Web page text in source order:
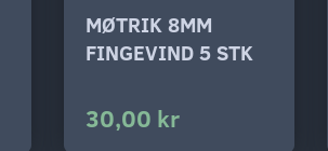
MØTRIK 8MM
FINGEVIND 5 STK
30,00 kr